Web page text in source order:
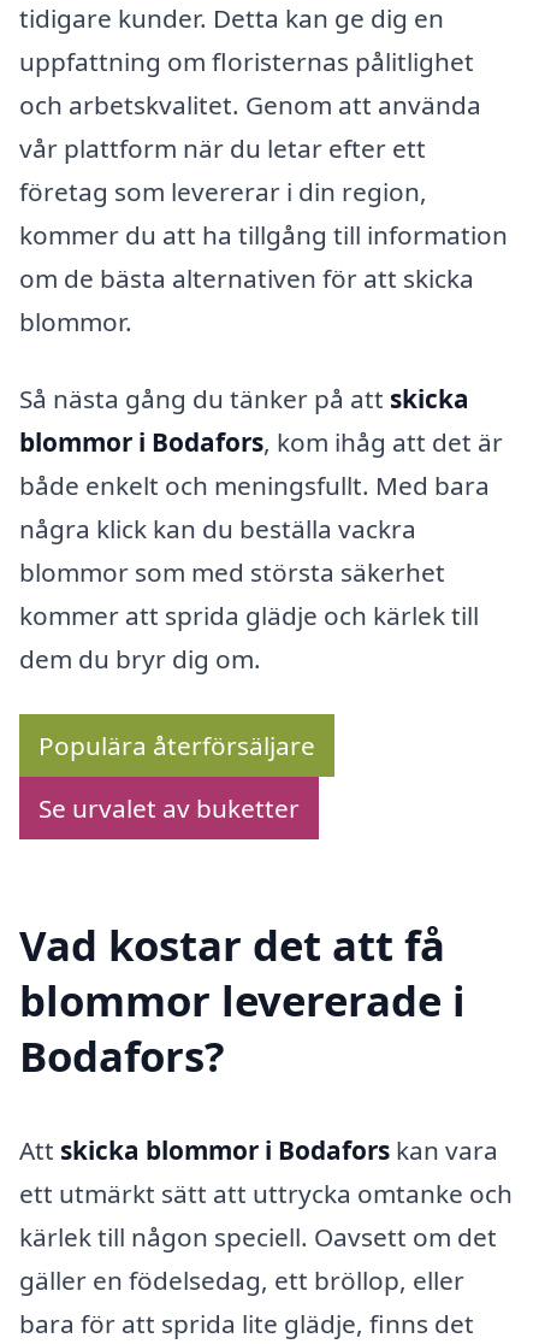
tidigare kunder. Detta kan ge dig en
uppfattning om floristernas pålitlighet
och arbetskvalitet. Genom att använda
vår plattform när du letar efter ett
företag som levererar i din region,
kommer du att ha tillgång till information
om de bästa alternativen för att skicka
blommor.
Så nästa gång du tänker på att skicka
blommor i Bodafors, kom ihåg att det är
både enkelt och meningsfullt. Med bara
några klick kan du beställa vackra
blommor som med största säkerhet
kommer att sprida glädje och kärlek till
dem du bryr dig om.
Populära återförsäljare
Se urvalet av buketter
Vad kostar det att få
blommor levererade i
Bodafors?
Att skicka blommor i Bodafors kan vara
ett utmärkt sätt att uttrycka omtanke och
kärlek till någon speciell. Oavsett om det
gäller en födelsedag, ett bröllop, eller
bara för att sprida lite glädje, finns det